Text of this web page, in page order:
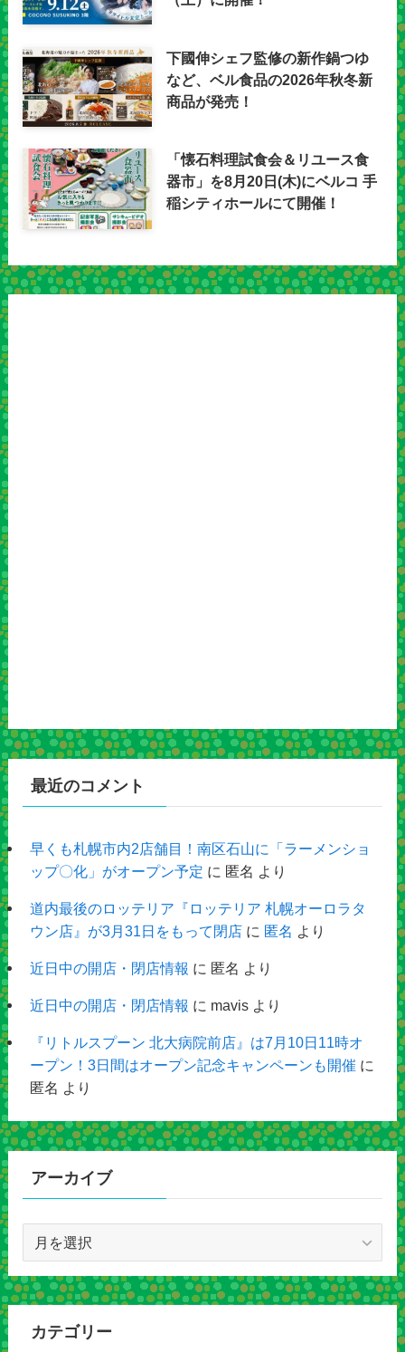
下國伸シェフ監修の新作鍋つゆ
など、ベル食品の2026年秋冬新
商品が発売！
「懐石料理試食会＆リユース食
器市」を8月20日(木)にベルコ 手
稲シティホールにて開催！
最近のコメント
早くも札幌市内2店舗目！南区石山に「ラーメンショ
ップ〇化」がオープン予定 に 匿名 より
道内最後のロッテリア『ロッテリア 札幌オーロラタ
ウン店』が3月31日をもって閉店に 匿名 より
近日中の開店・閉店情報 に 匿名 より
近日中の開店・閉店情報 に mavisより
『リトルスプーン 北大病院前店』は7月10日11時オ
ープン！3日間はオープン記念キャンペーンも開催 に
匿名 より
アーカイブ
カ
イ
カテゴリー